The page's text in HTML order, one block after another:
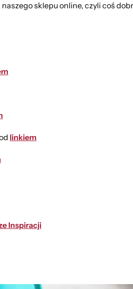
sklepu online, czyli coś
linkiem
Inspiracji